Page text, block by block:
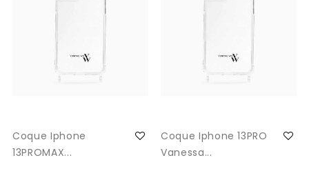
Coque Iphone
13PROMAX...
Coque Iphone 13PRO
Vanessa...